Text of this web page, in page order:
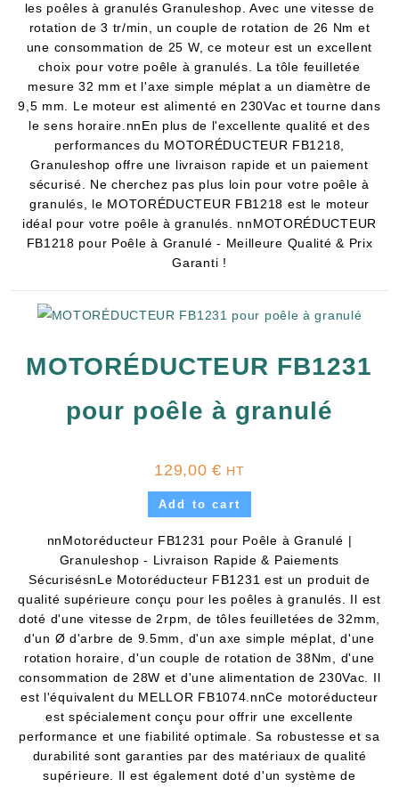
les poêles à granulés Granuleshop. Avec une vitesse de
rotation de 3 tr/min, un couple de rotation de 26 Nm et
une consommation de 25 W, ce moteur est un excellent
choix pour votre poêle à granulés. La tôle feuilletée
mesure 32 mm et l'axe simple méplat a un diamètre de
9,5 mm. Le moteur est alimenté en 230Vac et tourne dans
le sens horaire.nnEn plus de l'excellente qualité et des
performances du MOTORÉDUCTEUR FB1218,
Granuleshop offre une livraison rapide et un paiement
sécurisé. Ne cherchez pas plus loin pour votre poêle à
granulés, le MOTORÉDUCTEUR FB1218 est le moteur
idéal pour votre poêle à granulés. nnMOTORÉDUCTEUR
FB1218 pour Poêle à Granulé - Meilleure Qualité & Prix
Garanti !
MOTORÉDUCTEUR FB1231
pour poêle à granulé
129,00€ HT
Add to cart
nnMotoréducteur FB1231 pour Poêle à Granulé |
Granuleshop - Livraison Rapide & Paiements
SécurisésnLe Motoréducteur FB1231 est un produit de
qualité supérieure conçu pour les poêles à granulés. Il est
doté d'une vitesse de 2rpm, de tôles feuilletées de 32mm,
d'un Ø d'arbre de 9.5mm, d'un axe simple méplat, d'une
rotation horaire, d'un couple de rotation de 38Nm, d'une
consommation de 28W et d'une alimentation de 230Vac. Il
est l'équivalent du MELLOR FB1074.nnCe motoréducteur
est spécialement conçu pour offrir une excellente
performance et une fiabilité optimale. Sa robustesse et sa
durabilité sont garanties par des matériaux de qualité
supérieure. Il est également doté d'un système de